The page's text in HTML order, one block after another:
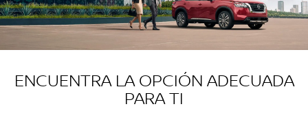
ENCUENTRA LA OPCIÓN ADECUADA
PARA TI